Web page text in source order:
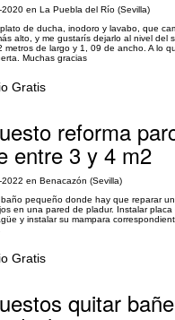
en La Puebla del Río (Sevilla)
de ducha, inodoro y lavabo, que
alto, y me gustarís dejarlo al nivel del
metros de largo y 1, 09 de ancho. A lo
Muchas gracias
Gratis
reforma
entre 3 y 4 m2
en Benacazón (Sevilla)
pequeño donde hay que reparar
en una pared de pladur. Instalar
y instalar su mampara
Gratis
quitar